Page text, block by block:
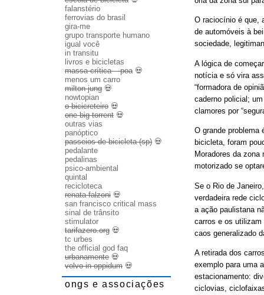
O raciocínio é que,
de automóveis à
sociedade,
A lógica de
notícia e só vira
“formadora de
caderno policial;
clamores por
O grande problema
bicicleta, foram
Moradores da
motorizado se
Se o Rio de
verdadeira rede
a ação paulistana
carros e os utilizam
caos generalizado
A retirada dos
exemplo para uma
estacionamento:
ciclovias,
falanstério
ferrovias do brasil
gira-me
grupo transporte humano
igual você
in transitu
livros e bicicletas
massa crítica – poa💀
menos um carro
milton jung 💀
nowtopian
o bicicreteiro 💀
one big torrent 💀
outras vias
panóptico
passeios de bicicleta (sp) 💀
pedalante
pedalinas
psico-ambiental
quintal
recicloteca
renata falzoni 💀
san francisco critical mass
sinal de trânsito
stimulator
tarifazero.org 💀
tc urbes
the official god faq
urbanamente 💀
volvo in oppidum 💀
ongs e associações